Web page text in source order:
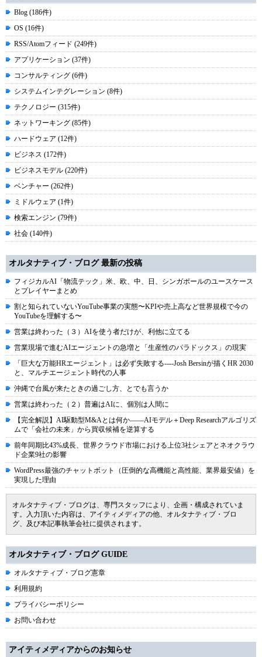
Blog (186件)
OS (16件)
RSS/Atomフィード (249件)
アプリケーション (37件)
コンサルティング (6件)
システムインテグレーション (8件)
テクノロジー (315件)
ネットワーキング (85件)
ハードウェア (12件)
ビジネス (172件)
ビジネスモデル (220件)
ベンチャー (262件)
ミドルウェア (1件)
検索エンジン (79件)
社会 (140件)
オルタナティブ・ブログ 最新の投稿
フィジカルAI「物流テック」米、欧、中、日、シンガポールのユースケース
とプレイヤーまとめ
割と知られていないYouTube事業の実態〜KPIや売上高など世界規模で今の
YouTubeを理解する〜
営業は終わった（３）AIを使う者だけが、利他に立てる
営業現場で進むAIエージェントの急増と「生産性のパラドックス」の現実
「巨大な万能HRエージェント」は必ず失敗する----Josh Bersinが描くHR 2030
と、マルチエージェント時代の人事
沖縄で台風が来たときの過ごし方、とでも言うか
営業は終わった（２）普遍はAIに、個別は人間に
【完全解説】AI駆動型M&Aとは何か――AIモデル＋Deep Researchアルゴリズ
ムで「会社の未来」から買収候補を逆算する
前年同期比43%成長、世界クラウド市場における上位3社シェアとネオクラウ
ド企業9社の影響
WordPress最強のチャットボット（圧倒的な高機能と高性能、業界最安値）を
実現した理由
オルタナティブ・ブログは、専門スタッフにより、企画・構成されていま
す。入力頂いた内容は、アイティメディアの他、オルタナティブ・ブロ
グ、及び本記事執筆会社に提供されます。
オルタナティブ・ブログ GUIDE
オルタナティブ・ブログ憲章
利用規約
プライバシーポリシー
お問い合わせ
アイティメディアからのお知らせ